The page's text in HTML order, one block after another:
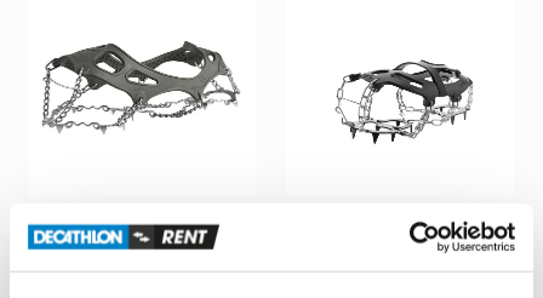
Raczki turystyczne
Decathlon Łódź
Manufaktura
turystyczne
Quechua SH900 rozm. XL
Decathlon Pasaż Łódzki